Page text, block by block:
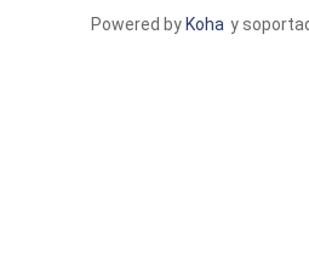
y
Powered by Koha